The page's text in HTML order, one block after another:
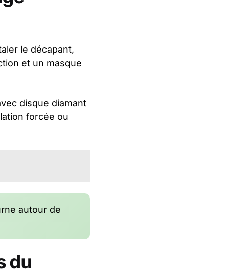
le décapant,
et un masque
disque diamant
forcée ou
autour de
du